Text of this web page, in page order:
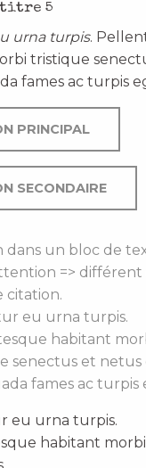
titre 5
urna turpis.
tristique
fames ac turpis
PRINCIPAL
SECONDAIRE
dans un bloc de
=>
citation.
eu urna turpis.
habitant
senectus et netus
fames ac turpis
eu urna turpis.
habitant